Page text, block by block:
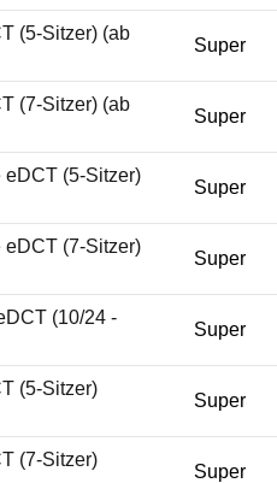
(5-Sitzer) (ab
Super
(7-Sitzer) (ab
Super
eDCT (5-Sitzer)
Super
eDCT (7-Sitzer)
Super
(10/24 -
Super
(5-Sitzer)
Super
(7-Sitzer)
Super